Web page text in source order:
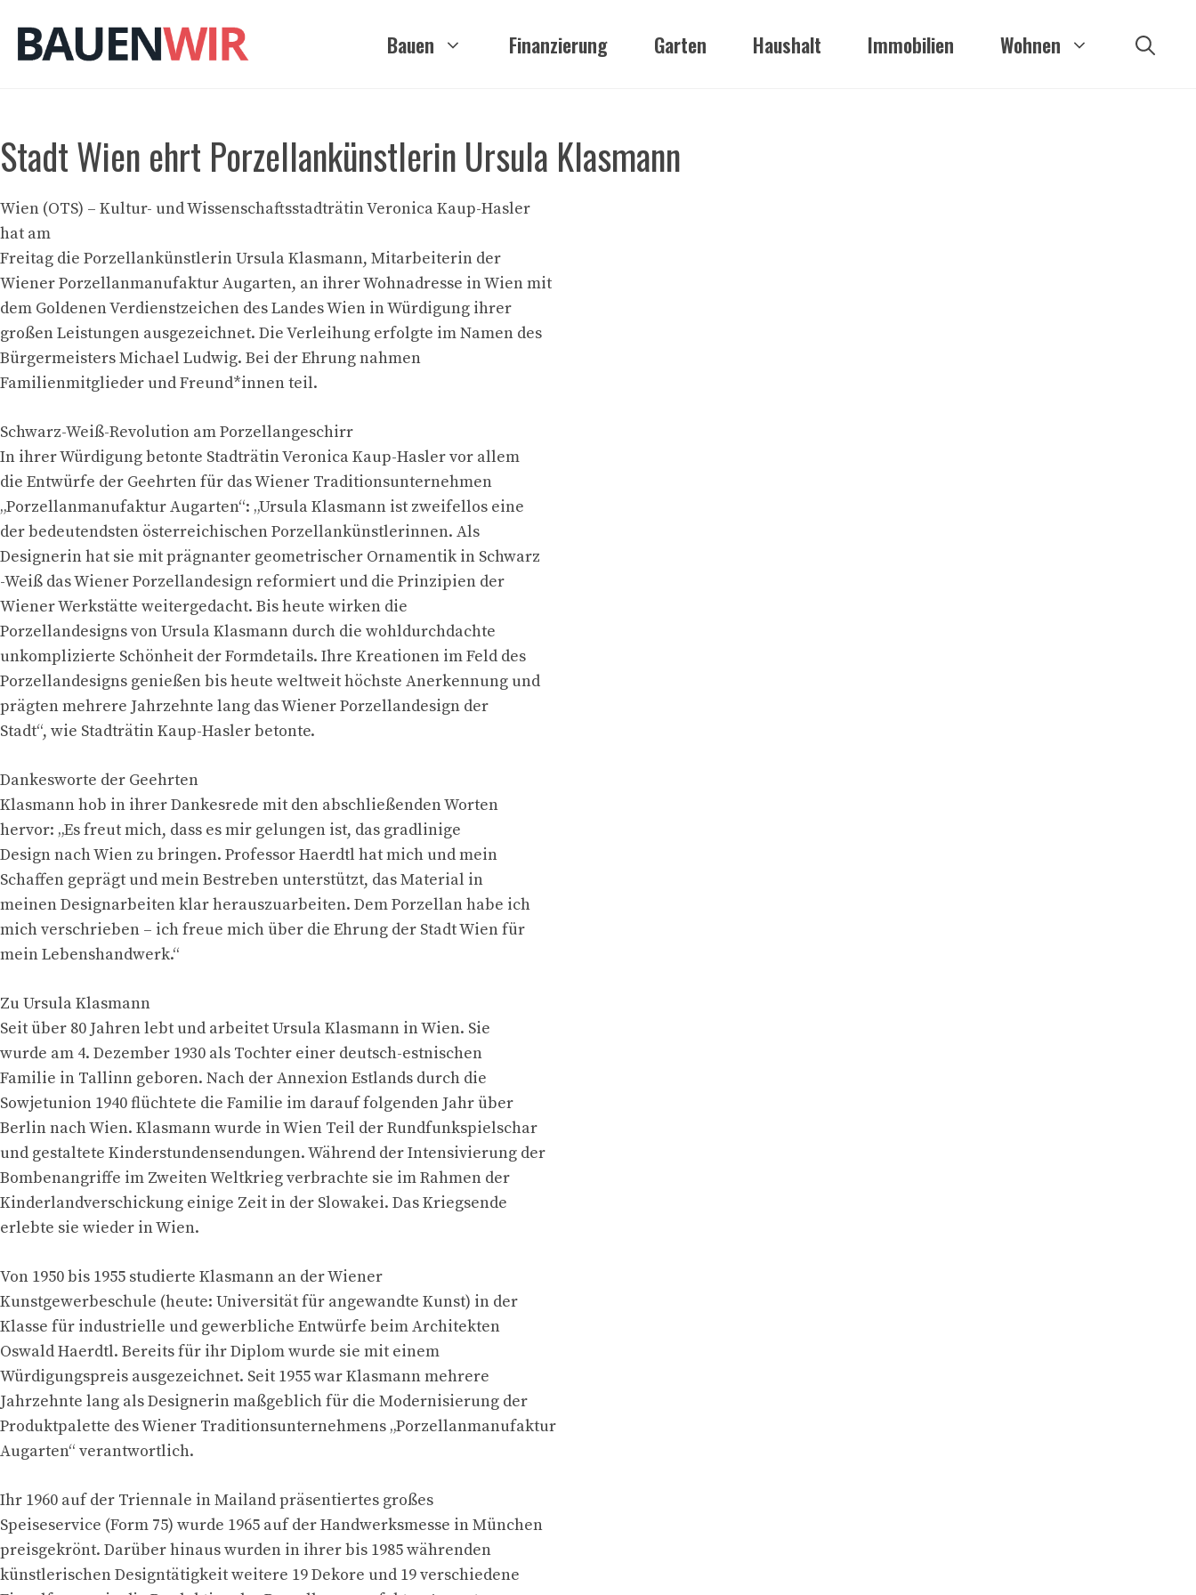
Inhalt
springen
Bauen Finanzierung Garten Haushalt Immobilien Wohnen
Stadt Wien ehrt Porzellankünstlerin Ursula Klasmann
Wien (OTS) – Kultur- und Wissenschaftsstadträtin Veronica Kaup-Hasler
hat am
Freitag die Porzellankünstlerin Ursula Klasmann, Mitarbeiterin der
Wiener Porzellanmanufaktur Augarten, an ihrer Wohnadresse in Wien mit
dem Goldenen Verdienstzeichen des Landes Wien in Würdigung ihrer
großen Leistungen ausgezeichnet. Die Verleihung erfolgte im Namen des
Bürgermeisters Michael Ludwig. Bei der Ehrung nahmen
Familienmitglieder und Freund*innen teil.
Schwarz-Weiß-Revolution am Porzellangeschirr
In ihrer Würdigung betonte Stadträtin Veronica Kaup-Hasler vor allem
die Entwürfe der Geehrten für das Wiener Traditionsunternehmen
„Porzellanmanufaktur Augarten“: „Ursula Klasmann ist zweifellos eine
der bedeutendsten österreichischen Porzellankünstlerinnen. Als
Designerin hat sie mit prägnanter geometrischer Ornamentik in Schwarz
-Weiß das Wiener Porzellandesign reformiert und die Prinzipien der
Wiener Werkstätte weitergedacht. Bis heute wirken die
Porzellandesigns von Ursula Klasmann durch die wohldurchdachte
unkomplizierte Schönheit der Formdetails. Ihre Kreationen im Feld des
Porzellandesigns genießen bis heute weltweit höchste Anerkennung und
prägten mehrere Jahrzehnte lang das Wiener Porzellandesign der
Stadt“, wie Stadträtin Kaup-Hasler betonte.
Dankesworte der Geehrten
Klasmann hob in ihrer Dankesrede mit den abschließenden Worten
hervor: „Es freut mich, dass es mir gelungen ist, das gradlinige
Design nach Wien zu bringen. Professor Haerdtl hat mich und mein
Schaffen geprägt und mein Bestreben unterstützt, das Material in
meinen Designarbeiten klar herauszuarbeiten. Dem Porzellan habe ich
mich verschrieben – ich freue mich über die Ehrung der Stadt Wien für
mein Lebenshandwerk.“
Zu Ursula Klasmann
Seit über 80 Jahren lebt und arbeitet Ursula Klasmann in Wien. Sie
wurde am 4. Dezember 1930 als Tochter einer deutsch-estnischen
Familie in Tallinn geboren. Nach der Annexion Estlands durch die
Sowjetunion 1940 flüchtete die Familie im darauf folgenden Jahr über
Berlin nach Wien. Klasmann wurde in Wien Teil der Rundfunkspielschar
und gestaltete Kinderstundensendungen. Während der Intensivierung der
Bombenangriffe im Zweiten Weltkrieg verbrachte sie im Rahmen der
Kinderlandverschickung einige Zeit in der Slowakei. Das Kriegsende
erlebte sie wieder in Wien.
Von 1950 bis 1955 studierte Klasmann an der Wiener
Kunstgewerbeschule (heute: Universität für angewandte Kunst) in der
Klasse für industrielle und gewerbliche Entwürfe beim Architekten
Oswald Haerdtl. Bereits für ihr Diplom wurde sie mit einem
Würdigungspreis ausgezeichnet. Seit 1955 war Klasmann mehrere
Jahrzehnte lang als Designerin maßgeblich für die Modernisierung der
Produktpalette des Wiener Traditionsunternehmens „Porzellanmanufaktur
Augarten“ verantwortlich.
Ihr 1960 auf der Triennale in Mailand präsentiertes großes
Speiseservice (Form 75) wurde 1965 auf der Handwerksmesse in München
preisgekrönt. Darüber hinaus wurden in ihrer bis 1985 währenden
künstlerischen Designtätigkeit weitere 19 Dekore und 19 verschiedene